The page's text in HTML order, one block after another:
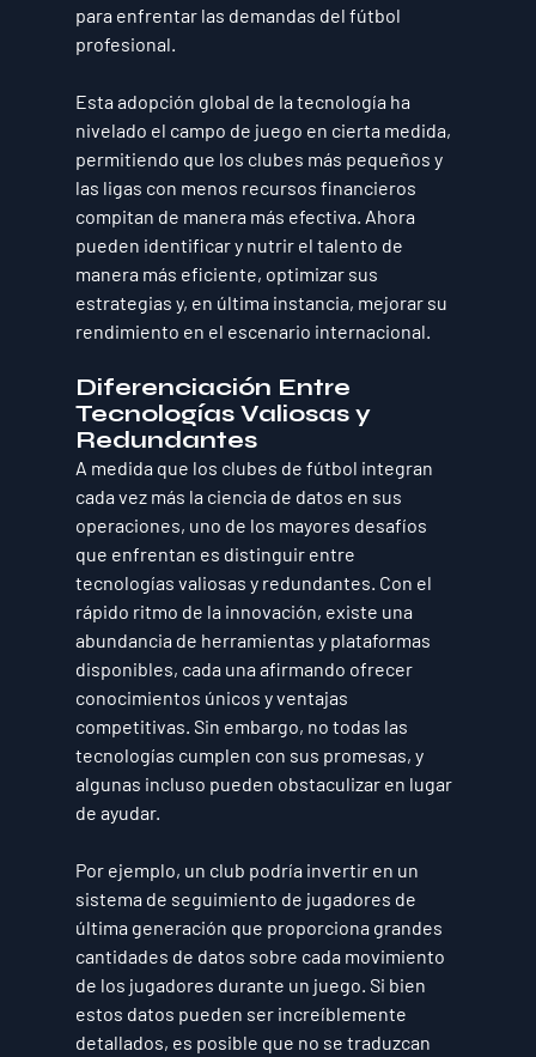
para enfrentar las demandas del fútbol
profesional.
Esta adopción global de la tecnología ha
nivelado el campo de juego en cierta medida,
permitiendo que los clubes más pequeños y
las ligas con menos recursos financieros
compitan de manera más efectiva. Ahora
pueden identificar y nutrir el talento de
manera más eficiente, optimizar sus
estrategias y, en última instancia, mejorar su
rendimiento en el escenario internacional.
Diferenciación Entre
Tecnologías Valiosas y
Redundantes
A medida que los clubes de fútbol integran
cada vez más la ciencia de datos en sus
operaciones, uno de los mayores desafíos
que enfrentan es distinguir entre
tecnologías valiosas y redundantes. Con el
rápido ritmo de la innovación, existe una
abundancia de herramientas y plataformas
disponibles, cada una afirmando ofrecer
conocimientos únicos y ventajas
competitivas. Sin embargo, no todas las
tecnologías cumplen con sus promesas, y
algunas incluso pueden obstaculizar en lugar
de ayudar.
Por ejemplo, un club podría invertir en un
sistema de seguimiento de jugadores de
última generación que proporciona grandes
cantidades de datos sobre cada movimiento
de los jugadores durante un juego. Si bien
estos datos pueden ser increíblemente
detallados, es posible que no se traduzcan